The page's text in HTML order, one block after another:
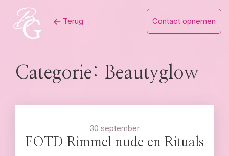
content
Terug Contact opnemen
Categorie: Beautyglow
30 september
FOTD Rimmel nude en Rituals